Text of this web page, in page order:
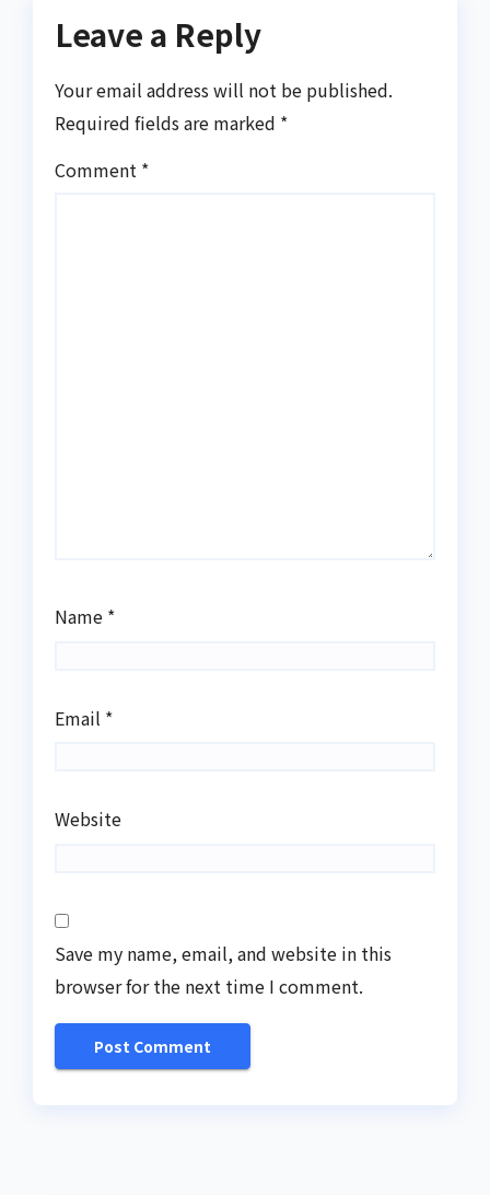
Leave a Reply
Your email address will not be published.
Required fields are marked *
Comment *
Name *
Email *
Website
Save my name, email, and website in this
browser for the next time I comment.